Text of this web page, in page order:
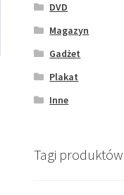
DVD
Magazyn
Gadżet
Plakat
Inne
Tagi produktów